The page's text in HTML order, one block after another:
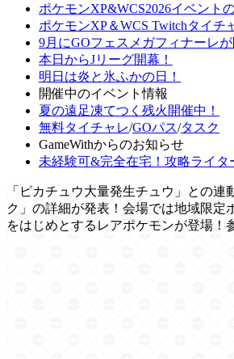
ポケモンXP&WCS2026イベント
ポケモンXP＆WCS Twitchタイチ
9月にGOフェスメガフィナーレが
本日からJリーグ開幕！
明日は炎と氷ふかの日！
開催中のイベント情報
夏の遠足凍てつく残火開催中！
無料タイチャレ/GOパス/タスク
GameWithからのお知らせ
未経験可&完全在宅！攻略ライタ
「ピカチュウ大量発生チュウ」との連
ク」の詳細が発表！会場では地域限定
をはじめとするレアポケモンが登場！